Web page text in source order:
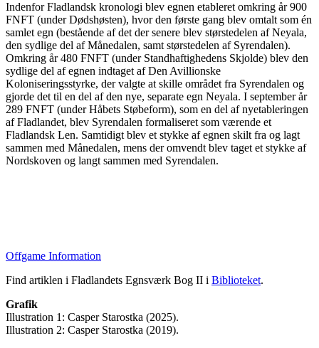
Indenfor Fladlandsk kronologi blev egnen etableret omkring år 900
FNFT (under Dødshøsten), hvor den første gang blev omtalt som én
samlet egn (bestående af det der senere blev størstedelen af Neyala,
den sydlige del af Månedalen, samt størstedelen af Syrendalen).
Omkring år 480 FNFT (under Standhaftighedens Skjolde) blev den
sydlige del af egnen indtaget af Den Avillionske
Koloniseringsstyrke, der valgte at skille området fra Syrendalen og
gjorde det til en del af den nye, separate egn Neyala. I september år
289 FNFT (under Håbets Støbeform), som en del af nyetableringen
af Fladlandet, blev Syrendalen formaliseret som værende et
Fladlandsk Len. Samtidigt blev et stykke af egnen skilt fra og lagt
sammen med Månedalen, mens der omvendt blev taget et stykke af
Nordskoven og langt sammen med Syrendalen.
Offgame Information
Find artiklen i Fladlandets Egnsværk Bog II i Biblioteket.
Grafik
Illustration 1: Casper Starostka (2025).
Illustration 2: Casper Starostka (2019).